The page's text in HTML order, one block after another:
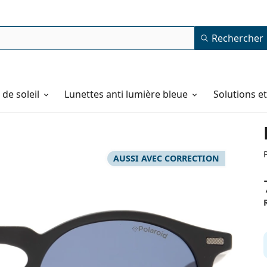
Rechercher
soleil Lunettes anti lumière bleue Solutions
AUSSI AVEC CORRECTION